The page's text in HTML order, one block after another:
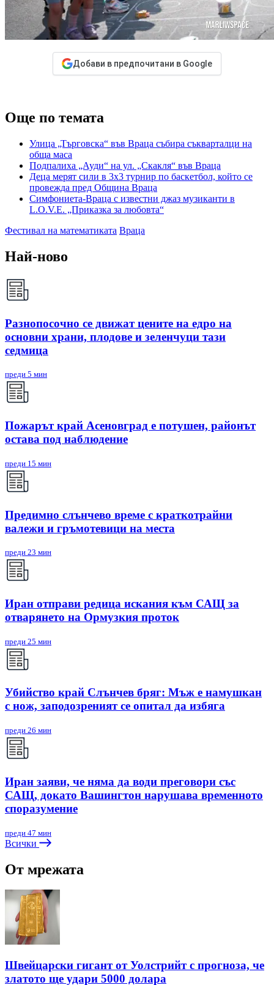
Добави в предпочитани в Google
Още по темата
Улица „Търговска“ във Враца събира съкварталци на
обща маса
Подпалиха „Ауди“ на ул. „Скакля“ във Враца
Деца мерят сили в 3х3 турнир по баскетбол, който се
провежда пред Община Враца
Симфониета-Враца с известни джаз музиканти в
L.O.V.E. „Приказка за любовта“
Фестивал на математиката Враца
Най-ново
Разнопосочно се движат цените на едро на
основни храни, плодове и зеленчуци тази
седмица
преди 5 мин
Пожарът край Асеновград е потушен, районът
остава под наблюдение
преди 15 мин
Предимно слънчево време с краткотрайни
валежи и гръмотевици на места
преди 23 мин
Иран отправи редица искания към САЩ за
отварянето на Ормузкия проток
преди 25 мин
Убийство край Слънчев бряг: Мъж е намушкан
с нож, заподозреният се опитал да избяга
преди 26 мин
Иран заяви, че няма да води преговори със
САЩ, докато Вашингтон нарушава временното
споразумение
преди 47 мин
Всички
От мрежата
Швейцарски гигант от Уолстрийт с прогноза, че
златото ще удари 5000 долара